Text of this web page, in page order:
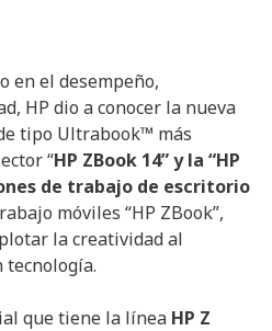
en el desempeño,
HP dio a conocer la nueva
tipo Ultrabook™ más
“HP ZBook 14” y la “HP
de trabajo de escritorio
móviles “HP ZBook”,
la creatividad al
tecnología.
que tiene la línea HP Z